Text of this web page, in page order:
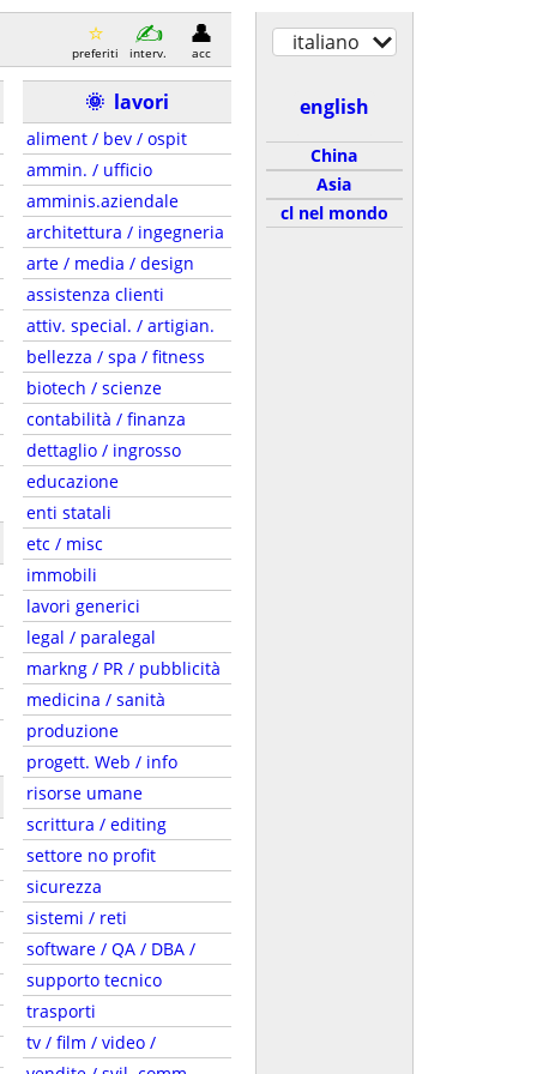
preferiti interv. acc
🌞 lavori
aliment / bev / ospit
ammin. / ufficio
amminis.aziendale
architettura / ingegneria
arte / media / design
assistenza clienti
attiv. special. / artigian.
bellezza / spa / fitness
biotech / scienze
contabilità / finanza
dettaglio / ingrosso
educazione
enti statali
etc / misc
immobili
lavori generici
legal / paralegal
markng / PR / pubblicità
medicina / sanità
produzione
progett. Web / info
risorse umane
scrittura / editing
settore no profit
sicurezza
sistemi / reti
software / QA / DBA /
supporto tecnico
trasporti
tv / film / video /
italiano
english
China
Asia
cl nel mondo